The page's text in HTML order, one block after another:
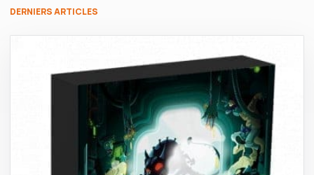
DERNIERS ARTICLES